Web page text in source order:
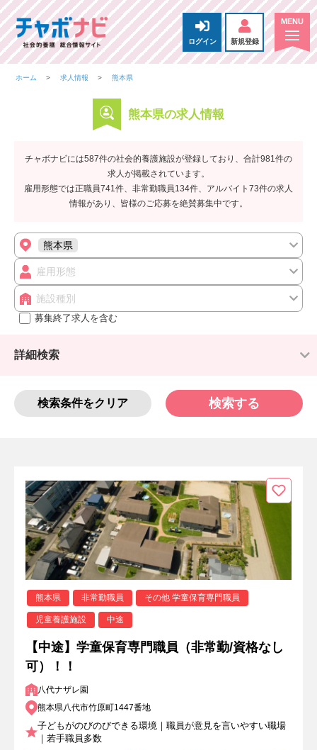
ログイン 新規登録
ホーム 求人情報 熊本県
熊本県の求人情報
チャボナビには587件の社会的養護施設が登録しており、合計981件の
求人が掲載されています。
雇用形態では正職員741件、非常勤職員134件、アルバイト73件の求人
情報があり、皆様のご応募を絶賛募集中です。
熊本県
雇用形態
施設種別
募集終了求人を含む
詳細検索
検索条件をクリア 検索する
熊本県 非常勤職員 その他 学童保育専門職員
児童養護施設 中途
【中途】学童保育専門職員（非常勤/資格なし
可）！！
八代ナザレ園
熊本県八代市竹原町1447番地
子どもがのびのびできる環境｜職員が意見を言いやすい職場
｜若手職員多数